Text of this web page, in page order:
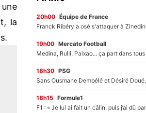
la
20h00 Équipe de France
19h00 Mercato Football
18h30 PSG
18h15 Formule1